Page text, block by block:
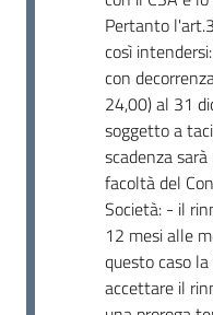
Pertanto
così
con
24,00) al 31
soggetto a
scadenza
facoltà del
Società: - il
12 mesi alle
questo caso
accettare il